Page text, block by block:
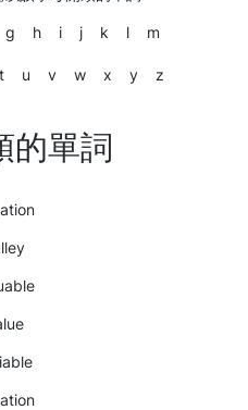
g h i j k l m
t u v w x y z
的單詞